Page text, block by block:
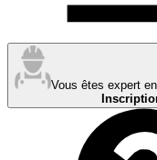
Vous êtes expert